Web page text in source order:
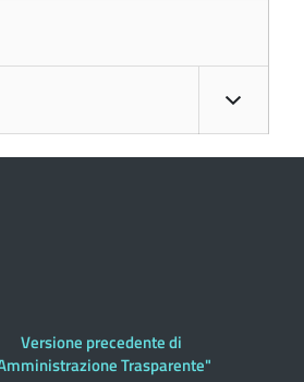
Versione precedente di
Trasparente"